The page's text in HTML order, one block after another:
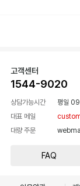
고객센터
1544-9020
상담가능시간 평일
대표 메일
대량 주문
FAQ